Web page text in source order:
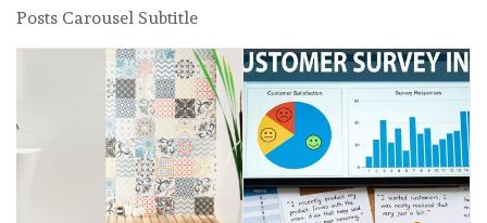
Posts Carousel Subtitle